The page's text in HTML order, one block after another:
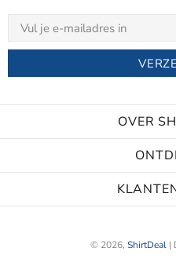
OVER
© 2026, ShirtDeal|